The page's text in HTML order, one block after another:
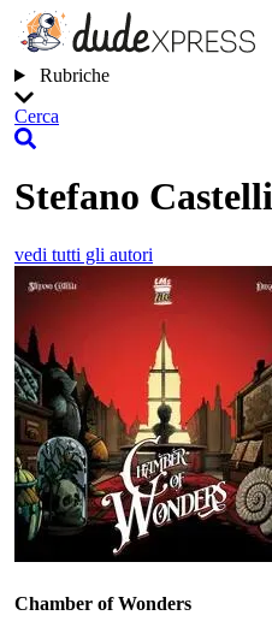
Rubriche
Cerca
Stefano Castelli
vedi tutti gli autori
Chamber of Wonders